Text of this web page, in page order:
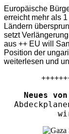
Europäische
erreicht mehr als
Ländern
setzt
aus ++ EU will
Position der
weiterlesen und
Neues